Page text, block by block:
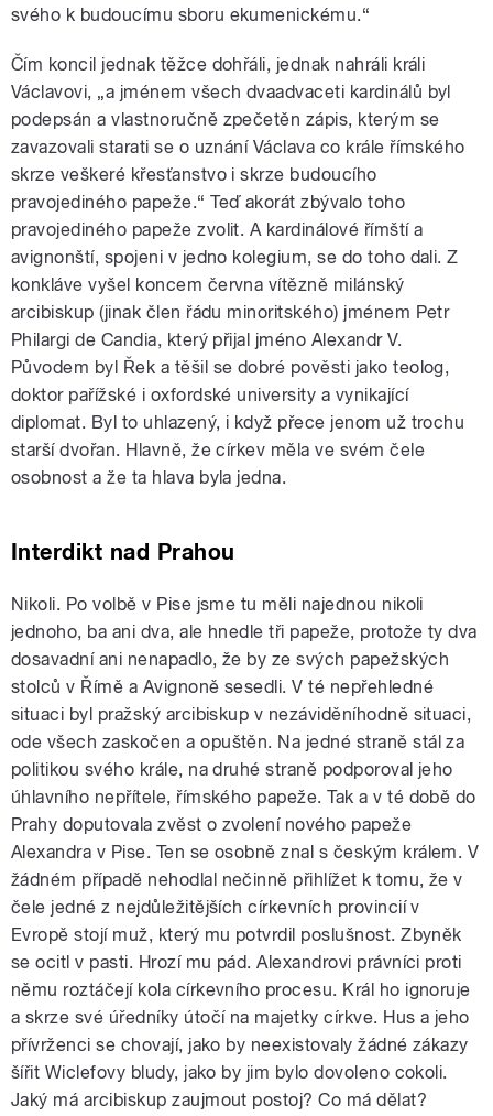
svého k budoucímu sboru ekumenickému.“
Čím koncil jednak těžce dohřáli, jednak nahráli králi
Václavovi, „a jménem všech dvaadvaceti kardinálů byl
podepsán a vlastnoručně zpečetěn zápis, kterým se
zavazovali starati se o uznání Václava co krále římského
skrze veškeré křesťanstvo i skrze budoucího
pravojediného papeže.“ Teď akorát zbývalo toho
pravojediného papeže zvolit. A kardinálové římští a
avignonští, spojeni v jedno kolegium, se do toho dali. Z
konkláve vyšel koncem června vítězně milánský
arcibiskup (jinak člen řádu minoritského) jménem Petr
Philargi de Candia, který přijal jméno Alexandr V.
Původem byl Řek a těšil se dobré pověsti jako teolog,
doktor pařížské i oxfordské university a vynikající
diplomat. Byl to uhlazený, i když přece jenom už trochu
starší dvořan. Hlavně, že církev měla ve svém čele
osobnost a že ta hlava byla jedna.
Interdikt nad Prahou
Nikoli. Po volbě v Pise jsme tu měli najednou nikoli
jednoho, ba ani dva, ale hnedle tři papeže, protože ty dva
dosavadní ani nenapadlo, že by ze svých papežských
stolců v Římě a Avignoně sesedli. V té nepřehledné
situaci byl pražský arcibiskup v nezáviděníhodně situaci,
ode všech zaskočen a opuštěn. Na jedné straně stál za
politikou svého krále, na druhé straně podporoval jeho
úhlavního nepřítele, římského papeže. Tak a v té době do
Prahy doputovala zvěst o zvolení nového papeže
Alexandra v Pise. Ten se osobně znal s českým králem. V
žádném případě nehodlal nečinně přihlížet k tomu, že v
čele jedné z nejdůležitějších církevních provincií v
Evropě stojí muž, který mu potvrdil poslušnost. Zbyněk
se ocitl v pasti. Hrozí mu pád. Alexandrovi právníci proti
němu roztáčejí kola církevního procesu. Král ho ignoruje
a skrze své úředníky útočí na majetky církve. Hus a jeho
přívrženci se chovají, jako by neexistovaly žádné zákazy
šířit Wiclefovy bludy, jako by jim bylo dovoleno cokoli.
Jaký má arcibiskup zaujmout postoj? Co má dělat?